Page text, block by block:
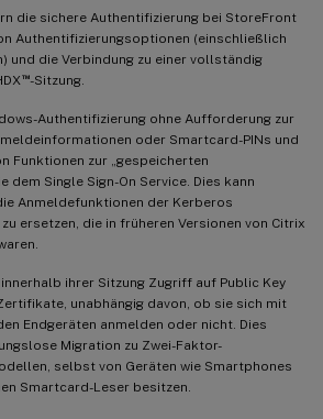
die sichere Authentifizierung bei StoreFront
Authentifizierungsoptionen (einschließlich
und die Verbindung zu einer vollständig
™-Sitzung.
Authentifizierung ohne Aufforderung zur
oder Smartcard-PINs und
Funktionen zur „gespeicherten
dem Single Sign-On Service. Dies kann
Anmeldefunktionen der Kerberos
ersetzen, die in früheren Versionen von Citrix
ihrer Sitzung Zugriff auf Public Key
unabhängig davon, ob sie sich mit
Endgeräten anmelden oder nicht. Dies
Migration zu Zwei-Faktor-
selbst von Geräten wie Smartphones
Smartcard-Leser besitzen.